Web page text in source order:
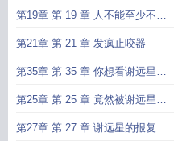
第19章 第 19 章 人不能至少不应
该
第21章 第 21 章 发疯止咬器
第35章 第 35 章 你想看谢远星洗
澡就直说
第25章 第 25 章 竟然被谢远星删
了
第27章 第 27 章 谢远星的报复心